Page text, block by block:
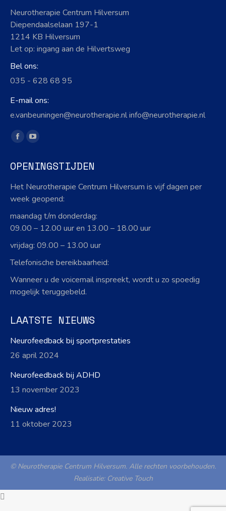
Neurotherapie Centrum Hilversum
Diependaalselaan 197-1
1214 KB Hilversum
Let op: ingang aan de Hilvertsweg
Bel ons:
035 - 628 68 95
E-mail ons:
e.vanbeuningen@neurotherapie.nl info@neurotherapie.nl
Vind ons op:
Facebook
opens
in
new
YouTube
opens
new
OPENINGSTIJDEN
Het Neurotherapie Centrum Hilversum is vijf dagen per
week geopend:
maandag t/m donderdag:
09.00 – 12.00 uur en 13.00 – 18.00 uur
vrijdag: 09.00 – 13.00 uur
Telefonische bereikbaarheid:
Wanneer u de voicemail inspreekt, wordt u zo spoedig
mogelijk teruggebeld.
LAATSTE NIEUWS
Neurofeedback bij sportprestaties
26 april 2024
Neurofeedback bij ADHD
13 november 2023
Nieuw adres!
11 oktober 2023
© Neurotherapie Centrum Hilversum. Alle rechten voorbehouden.
Realisatie: Creative Touch